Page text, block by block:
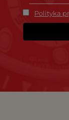
Polityka